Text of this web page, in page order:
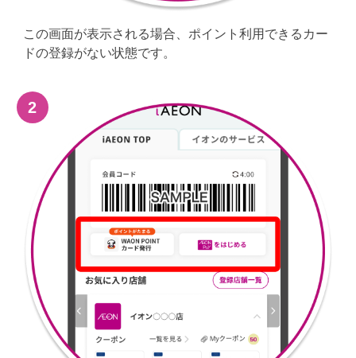
この画面が表示される場合、ポイント利用できるカー
ドの登録がない状態です。​
2